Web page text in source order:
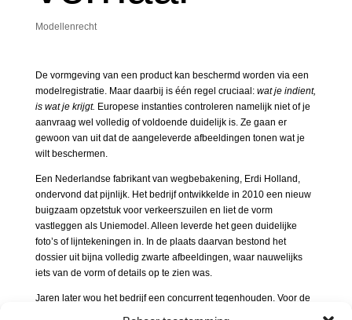
Modellenrecht
De vormgeving van een product kan beschermd worden via een
modelregistratie. Maar daarbij is één regel cruciaal: wat je indient,
is wat je krijgt. Europese instanties controleren namelijk niet of je
aanvraag wel volledig of voldoende duidelijk is. Ze gaan er
gewoon van uit dat de aangeleverde afbeeldingen tonen wat je
wilt beschermen.
Een Nederlandse fabrikant van wegbebakening, Erdi Holland,
ondervond dat pijnlijk. Het bedrijf ontwikkelde in 2010 een nieuw
buigzaam opzetstuk voor verkeerszuilen en liet de vorm
vastleggen als Uniemodel. Alleen leverde het geen duidelijke
foto’s of lijntekeningen in. In de plaats daarvan bestond het
dossier uit bijna volledig zwarte afbeeldingen, waar nauwelijks
iets van de vorm of details op te zien was.
Jaren later wou het bedrijf een concurrent tegenhouden. Voor de